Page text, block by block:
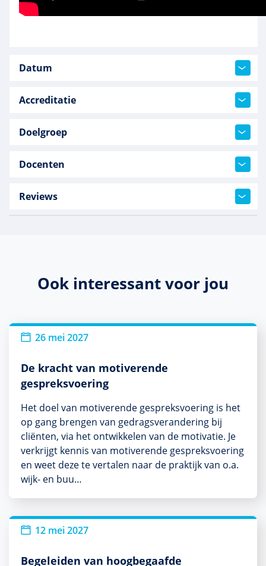
Datum
Accreditatie
Doelgroep
Docenten
Reviews
Ook interessant voor jou
26 mei 2027
De kracht van motiverende
gespreksvoering
Het doel van motiverende gespreksvoering is het
op gang brengen van gedragsverandering bij
cliënten, via het ontwikkelen van de motivatie. Je
verkrijgt kennis van motiverende gespreksvoering
en weet deze te vertalen naar de praktijk van o.a.
wijk- en buu…
12 mei 2027
Begeleiden van hoogbegaafde